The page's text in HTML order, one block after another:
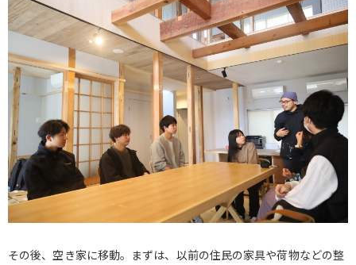
その後、空き家に移動。まずは、以前の住民の家具や荷物などの整